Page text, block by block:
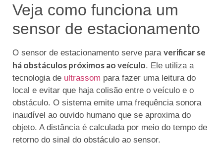
Veja como funciona um
sensor de estacionamento
O sensor de estacionamento serve para verificar se
há obstáculos próximos ao veículo. Ele utiliza a
tecnologia de ultrassom para fazer uma leitura do
local e evitar que haja colisão entre o veículo e o
obstáculo. O sistema emite uma frequência sonora
inaudível ao ouvido humano que se aproxima do
objeto. A distância é calculada por meio do tempo de
retorno do sinal do obstáculo ao sensor.